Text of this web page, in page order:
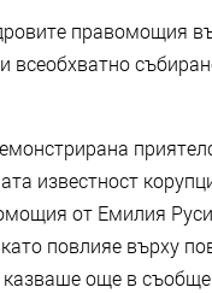
правомощия
всеобхватно
известност
от Емилия
повлияе върху
още в